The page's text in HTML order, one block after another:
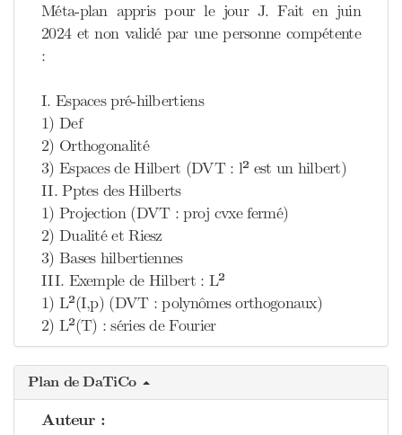
Méta-plan appris pour le jour J. Fait en juin
2024 et non validé par une personne compétente
:
I. Espaces pré-hilbertiens
1) Def
2) Orthogonalité
3) Espaces de Hilbert (DVT : l² est un hilbert)
II. Pptes des Hilberts
1) Projection (DVT : proj cvxe fermé)
2) Dualité et Riesz
3) Bases hilbertiennes
III. Exemple de Hilbert : L²
1) L²(I,p) (DVT : polynômes orthogonaux)
2) L²(T) : séries de Fourier
Plan de DaTiCo
Auteur :